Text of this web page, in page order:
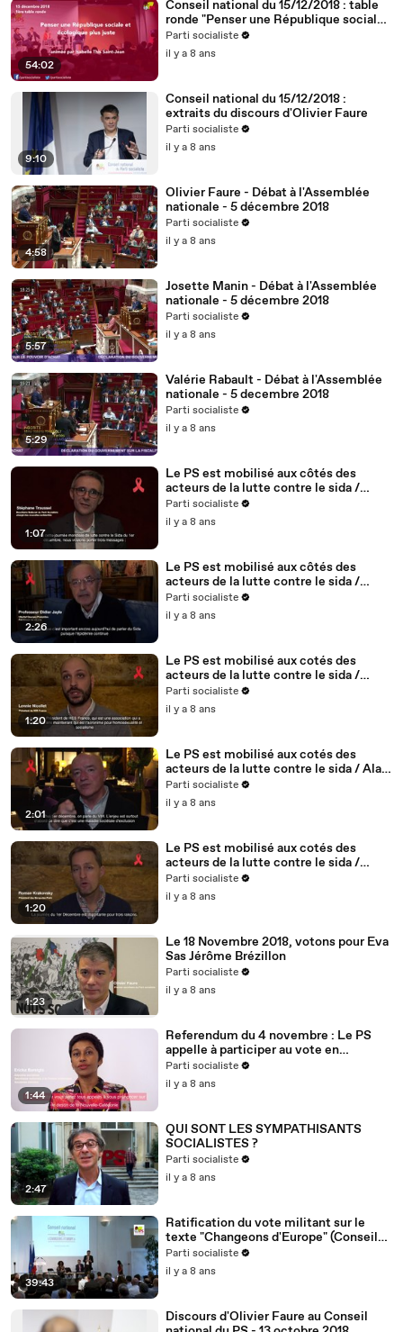
54:02
Conseil national du 15/12/2018 : table
ronde "Penser une République sociale
et écologique plus juste"
Parti socialiste
il y a 8 ans
9:10
Conseil national du 15/12/2018 :
extraits du discours d'Olivier Faure
Parti socialiste
il y a 8 ans
4:58
Olivier Faure - Débat à l'Assemblée
nationale - 5 décembre 2018
Parti socialiste
il y a 8 ans
5:57
Josette Manin - Débat à l'Assemblée
nationale - 5 décembre 2018
Parti socialiste
il y a 8 ans
5:29
Valérie Rabault - Débat à l'Assemblée
nationale - 5 decembre 2018
Parti socialiste
il y a 8 ans
1:07
Le PS est mobilisé aux côtés des
acteurs de la lutte contre le sida /
Stéphane Troussel - 2/5
Parti socialiste
il y a 8 ans
2:26
Le PS est mobilisé aux côtés des
acteurs de la lutte contre le sida /
Didier Jayle, médecin, fondateur du
site vih.org - 1/5
Parti socialiste
il y a 8 ans
1:20
Le PS est mobilisé aux cotés des
acteurs de la lutte contre le sida /
Lennie Nicollet, président de HES -
5/5
Parti socialiste
il y a 8 ans
2:01
Le PS est mobilisé aux cotés des
acteurs de la lutte contre le sida / Alain
BONNINEAU, président de AIDES IDF /
4/5
Parti socialiste
il y a 8 ans
1:20
Le PS est mobilisé aux cotés des
acteurs de la lutte contre le sida /
Roman Krakovsky, président de
Séropotes - 3/5
Parti socialiste
il y a 8 ans
1:23
Le 18 Novembre 2018, votons pour Eva
Sas Jérôme Brézillon
Parti socialiste
il y a 8 ans
1:44
Referendum du 4 novembre : Le PS
appelle à participer au vote en
Nouvelle-Calédonie
Parti socialiste
il y a 8 ans
2:47
QUI SONT LES SYMPATHISANTS
SOCIALISTES ?
Parti socialiste
il y a 8 ans
39:43
Ratification du vote militant sur le
texte "Changeons d'Europe" (Conseil
national du 13/10/2018)
Parti socialiste
il y a 8 ans
Discours d'Olivier Faure au Conseil